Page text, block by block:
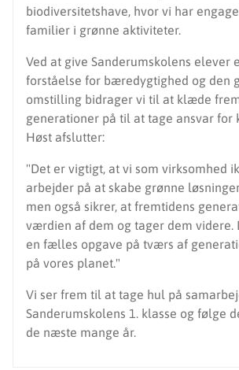
biodiversitetshave, hvor vi har
familier i grønne aktiviteter.
Ved at give Sanderumskolens elever
forståelse for bæredygtighed og den
omstilling bidrager vi til at klæde
generationer på til at tage ansvar for
Høst afslutter:
"Det er vigtigt, at vi som virksomhed
arbejder på at skabe grønne
men også sikrer, at fremtidens
værdien af dem og tager dem videre.
en fælles opgave på tværs af
på vores planet."
Vi ser frem til at tage hul på
Sanderumskolens 1. klasse og følge
de næste mange år.